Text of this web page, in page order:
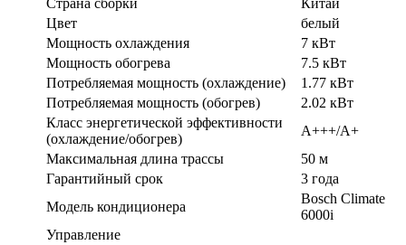
Цвет
белый
Мощность охлаждения
7 кВт
Мощность обогрева
7.5 кВт
Потребляемая мощность (охлаждение)
1.77 кВт
Потребляемая мощность (обогрев)
2.02 кВт
Класс энергетической эффективности
(охлаждение/обогрев)
A+++/A+
Максимальная длина трассы
50 м
Гарантийный срок
3 года
Модель кондиционера
Bosch Climate
6000i
Управление